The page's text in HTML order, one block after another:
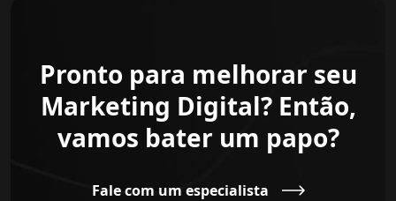
Pronto para melhorar seu
Marketing Digital? Então,
vamos bater um papo?
Fale com um especialista